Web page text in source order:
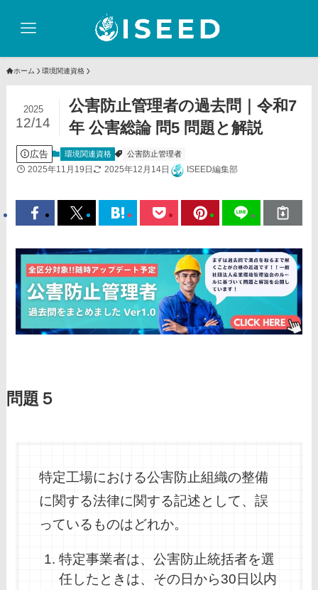
ホーム 環境関連資格
公害防止管理者の過去問｜令和7
年 公害総論 問5 問題と解説
2025
12/14
広告 環境関連資格 公害防止管理者
2025年11月19日 2025年12月14日 ISEED編集部
問題５
特定工場における公害防止組織の整備
に関する法律に関する記述として、誤
っているものはどれか。
特定事業者は、公害防止統括者を選
任したときは、その日から30日以内